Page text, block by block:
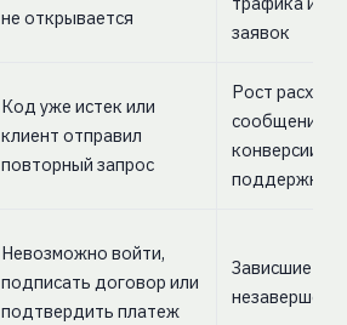
не открывается
заявок
Код уже истек или
клиент отправил
повторный запрос
Рост
сообщения,
конверсии,
поддержку
Невозможно войти,
подписать договор или
подтвердить платеж
Зависшие